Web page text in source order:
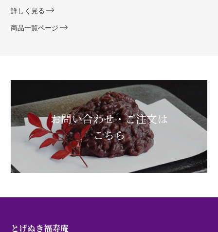
詳しく見る
商品一覧ページ
お問い合わせ・ご注文は
こちら
とげぬき福寿庵